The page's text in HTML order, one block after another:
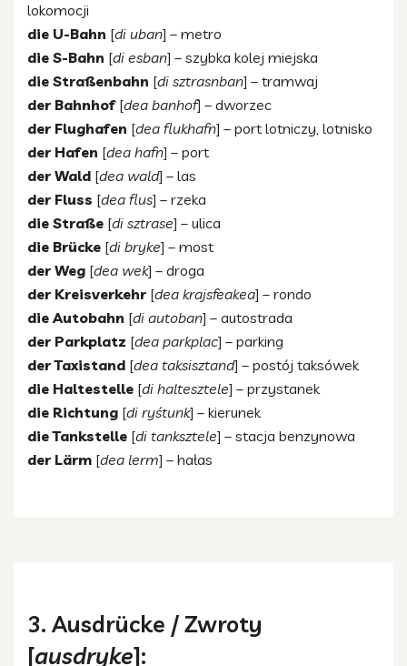
lokomocji
die U-Bahn [di uban ] – metro
die S-Bahn [di esban] – szybka kolej miejska
die Straßenbahn [di sztrasnban] – tramwaj
der Bahnhof[dea banhof] – dworzec
der Flughafen [dea flukhafn] – port lotniczy, lotnisko
der Hafen [dea hafn] – port
der Wald [dea wald] – las
der Fluss [dea flus ] – rzeka
die Straße [di sztrase] – ulica
die Brücke [di bryke] – most
der Weg [dea wek] – droga
der Kreisverkehr [dea krajsfeakea] – rondo
die Autobahn [di autoban] – autostrada
der Parkplatz [dea parkplac] – parking
der Taxistand [dea taksisztand] – postój taksówek
die Haltestelle [di haltesztele] – przystanek
die Richtung [di ryśtunk] – kierunek
die Tankstelle [di tanksztele] – stacja benzynowa
der Lärm [dea lerm] – hałas
3. Ausdrücke / Zwroty
[ausdryke]: